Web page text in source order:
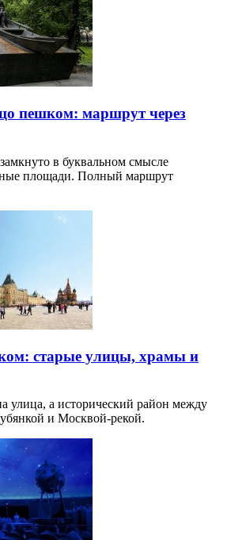
пешком: маршрут через
в буквальном смысле
площади. Полный маршрут
старые улицы, храмы и
улица, а исторический район между
и Москвой-рекой.